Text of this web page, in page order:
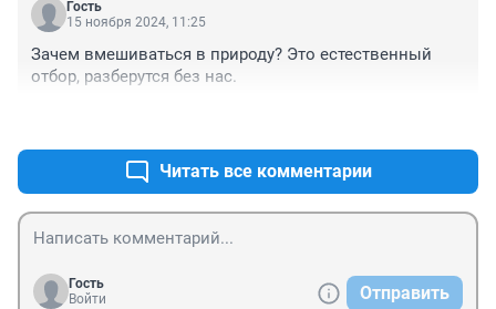
Гость
15 ноября 2024, 11:25
Зачем вмешиваться в природу? Это естественный
отбор, разберутся без нас.
Читать все комментарии
Гость
Войти
Отправить